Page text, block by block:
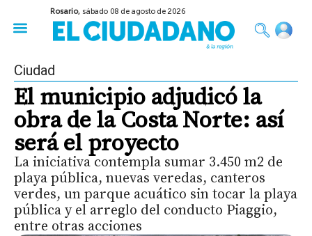
Rosario, sábado 08 de agosto de 2026
Ciudad
El municipio adjudicó la
obra de la Costa Norte: así
será el proyecto
La iniciativa contempla sumar 3.450 m2 de
playa pública, nuevas veredas, canteros
verdes, un parque acuático sin tocar la playa
pública y el arreglo del conducto Piaggio,
entre otras acciones